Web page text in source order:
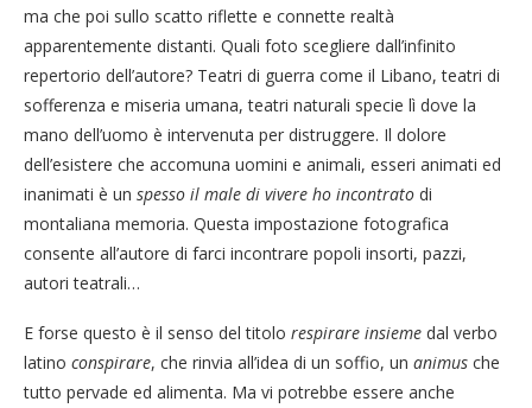
ma che poi sullo scatto riflette e connette realtà
apparentemente distanti. Quali foto scegliere dall’infinito
repertorio dell’autore? Teatri di guerra come il Libano, teatri di
sofferenza e miseria umana, teatri naturali specie lì dove la
mano dell’uomo è intervenuta per distruggere. Il dolore
dell’esistere che accomuna uomini e animali, esseri animati ed
inanimati è un spesso il male di vivere ho incontrato di
montaliana memoria. Questa impostazione fotografica
consente all’autore di farci incontrare popoli insorti, pazzi,
autori teatrali…
E forse questo è il senso del titolo respirare insieme dal verbo
latino conspirare, che rinvia all’idea di un soffio, un animus che
tutto pervade ed alimenta. Ma vi potrebbe essere anche